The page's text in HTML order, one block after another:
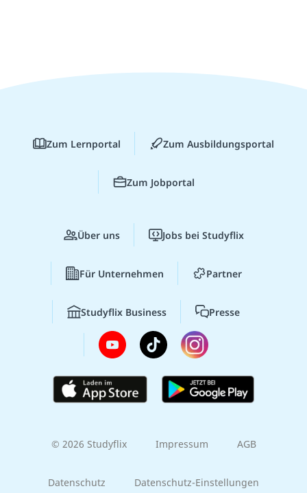
Zum Lernportal Zum Ausbildungsportal
Zum Jobportal
Über uns Jobs bei Studyflix
Für Unternehmen Partner
Studyflix Business Presse
© 2026 Studyflix Impressum AGB
Datenschutz Datenschutz-Einstellungen